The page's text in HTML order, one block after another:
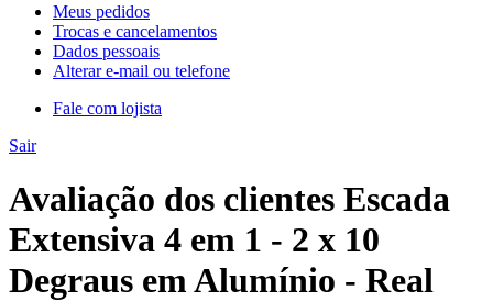
Meus pedidos
Trocas e cancelamentos
Dados pessoais
Alterar e-mail ou telefone
Fale com lojista
Sair
Avaliação dos clientes Escada
Extensiva 4 em 1 - 2 x 10
Degraus em Alumínio - Real